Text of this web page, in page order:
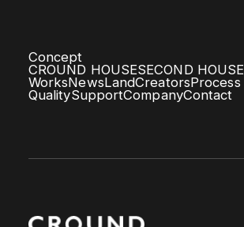
Concept
CROUND HOUSESECOND HOUSE
WorksNewsLandCreators
Contact
Process
QualitySupportCompany